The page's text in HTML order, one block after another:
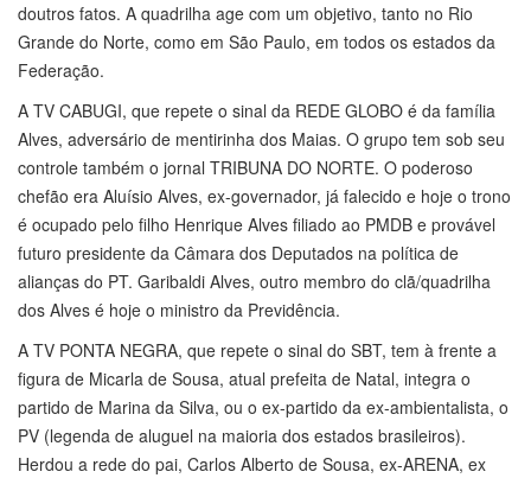
doutros fatos. A quadrilha age com um objetivo, tanto no Rio
Grande do Norte, como em São Paulo, em todos os estados da
Federação.
A TV CABUGI, que repete o sinal da REDE GLOBO é da família
Alves, adversário de mentirinha dos Maias. O grupo tem sob seu
controle também o jornal TRIBUNA DO NORTE. O poderoso
chefão era Aluísio Alves, ex-governador, já falecido e hoje o trono
é ocupado pelo filho Henrique Alves filiado ao PMDB e provável
futuro presidente da Câmara dos Deputados na política de
alianças do PT. Garibaldi Alves, outro membro do clã/quadrilha
dos Alves é hoje o ministro da Previdência.
A TV PONTA NEGRA, que repete o sinal do SBT, tem à frente a
figura de Micarla de Sousa, atual prefeita de Natal, integra o
partido de Marina da Silva, ou o ex-partido da ex-ambientalista, o
PV (legenda de aluguel na maioria dos estados brasileiros).
Herdou a rede do pai, Carlos Alberto de Sousa, ex-ARENA, ex